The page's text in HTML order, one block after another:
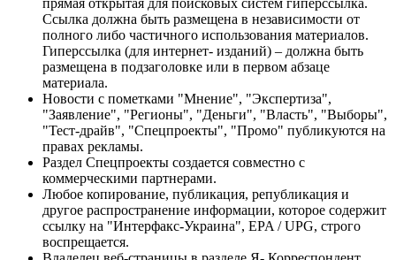
Ссылка должна быть размещена в независимости от
полного либо частичного использования материалов.
Гиперссылка (для интернет- изданий) – должна быть
размещена в подзаголовке или в первом абзаце
материала.
Новости с пометками "Мнение", "Экспертиза",
"Заявление", "Регионы", "Деньги", "Власть", "Выборы",
"Тест-драйв", "Спецпроекты", "Промо" публикуются на
правах рекламы.
Раздел Спецпроекты создается совместно с
коммерческими партнерами.
Любое копирование, публикация, републикация и
другое распространение информации, которое содержит
ссылку на "Интерфакс-Украина", EPA / UPG, строго
воспрещается.